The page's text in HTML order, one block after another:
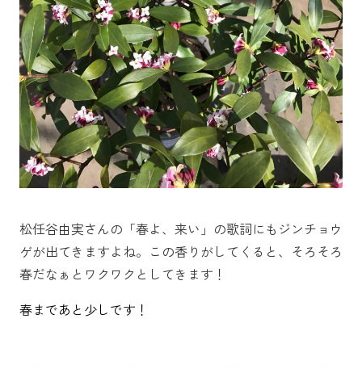
松任谷由実さんの「春よ、来い」の歌詞にもジンチョウ
ゲが出てきますよね。この香りがしてくると、そろそろ
春だなぁとワクワクとしてきます！
春まであと少しです！